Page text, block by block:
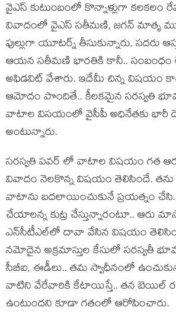
వైఎస్ కుటుంబంలో కొన్నాళ్లుగా క‌ల‌క‌లం
వివాదంలో వైఎస్ స‌తీమ‌ణి, జ‌గ‌న్ మాతృ
ఫుల్లుగా యూట‌ర్న్ తీసుకున్నారు. స‌ద‌రు
ఆయ‌న స‌తీమ‌ణి భార‌తికి కానీ.. సంబంధం
అఫిడ‌విట్ వేశారు. ఇదేమీ చిన్న విష‌యం
ఆమోదం పొందితే.. కీల‌క‌మైన స‌ర‌స్వ‌తి
వాటాల విస‌యంలో వైసీపీ అధినేత‌కు భారీ
అంటున్నారు.
స‌రస్వ‌తి ప‌వ‌ర్ లో వాటాల విష‌యం గత
వివాదం నెల‌కొన్న విష‌యం తెలిసిందే. త‌ను
వాటాను బ‌ద‌లాయించుకునే ప్ర‌య‌త్నం
చేయాల‌న్న కుట్ర చేస్తున్నారంటూ.. ఆరు
ఎన్‌సీటీఎల్‌లో దావా వేసిన విష‌యం
న‌మోదైన అక్ర‌మాస్తుల కేసులో స‌రస్వ‌తీ
సీబీఐ, ఈడీలు.. త‌మ స్వాధీనంలో
వాటిని వేరేవారికి కేటాయిస్తే.. త‌న బెయిల్
ఉంటుంద‌ని కూడా గ‌తంలో ఆరోపించారు.